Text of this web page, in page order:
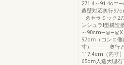
271.4～
造壁対応奥行
—◎セラミック
ンシュラⅠ型構
～90cm—◎—◎X
97cm（コンロ側
寸）————奥行
117.4cm（内寸
65cm人造大理